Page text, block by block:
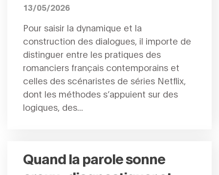
13/05/2026
Pour saisir la dynamique et la
construction des dialogues, il importe de
distinguer entre les pratiques des
romanciers français contemporains et
celles des scénaristes de séries Netflix,
dont les méthodes s’appuient sur des
logiques, des...
Quand la parole sonne